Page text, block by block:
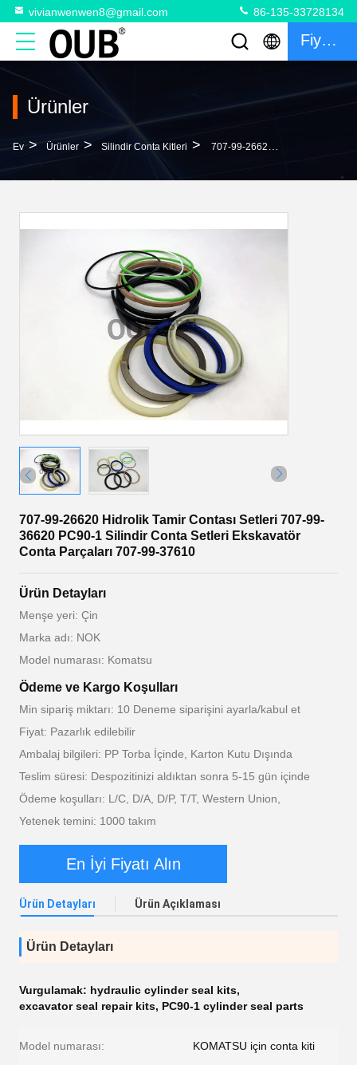
vivianwenwen8@gmail.com 86-135-33728134
Fiyat Teklifi
Ürünler
Ev > Ürünler > Silindir Conta Kitleri > 707-99-26620 Hidrolik Tamir Contası Setleri 707-99-36620 PC90-1 Silindir Conta Setleri Ekskavatör Conta Parçaları 707-99-37610
707-99-26620 Hidrolik Tamir Contası Setleri 707-99-
36620 PC90-1 Silindir Conta Setleri Ekskavatör
Conta Parçaları 707-99-37610
Ürün Detayları
Menşe yeri: Çin
Marka adı: NOK
Model numarası: Komatsu
Ödeme ve Kargo Koşulları
Min sipariş miktarı: 10 Deneme siparişini ayarla/kabul et
Fiyat: Pazarlık edilebilir
Ambalaj bilgileri: PP Torba İçinde, Karton Kutu Dışında
Teslim süresi: Despozitinizi aldıktan sonra 5-15 gün içinde
Ödeme koşulları: L/C, D/A, D/P, T/T, Western Union,
Yetenek temini: 1000 takım
En İyi Fiyatı Alın
Ürün Detayları Ürün Açıklaması
Ürün Detayları
Vurgulamak: hydraulic cylinder seal kits,
excavator seal repair kits, PC90-1 cylinder seal parts
Model numarası: KOMATSU için conta kiti